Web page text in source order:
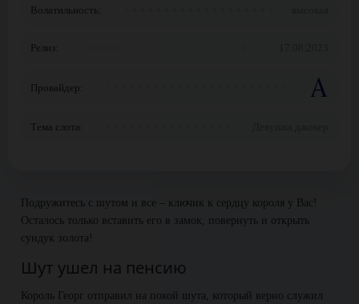
Волатильность:
Релиз:
Провайдер:
Тема слота:
Подружитесь с шутом и все – ключик к сердцу короля у Вас!
Осталось только вставить его в замок, повернуть и открыть
сундук золота!
Шут ушел на пенсию
Король Георг отправил на покой шута, который верно служил